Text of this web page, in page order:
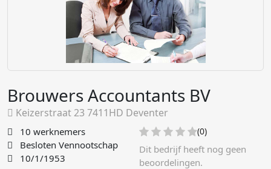
Brouwers Accountants BV
Keizerstraat 23 7411HD Deventer
10 werknemers
Besloten Vennootschap
10/1/1953
(0)
Dit bedrijf heeft nog geen
beoordelingen.